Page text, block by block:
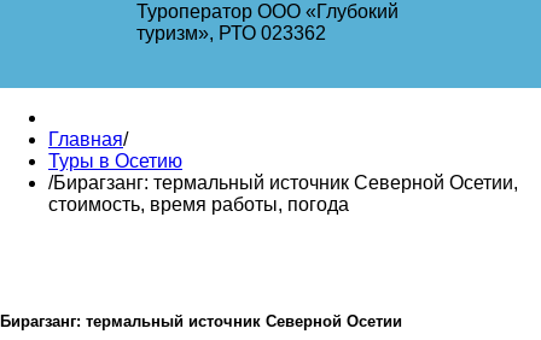
Туроператор ООО «Глубокий
туризм», РТО 023362
Главная/
Туры в Осетию
/Бирагзанг: термальный источник Северной Осетии,
стоимость, время работы, погода
Бирагзанг: термальный источник Северной Осетии